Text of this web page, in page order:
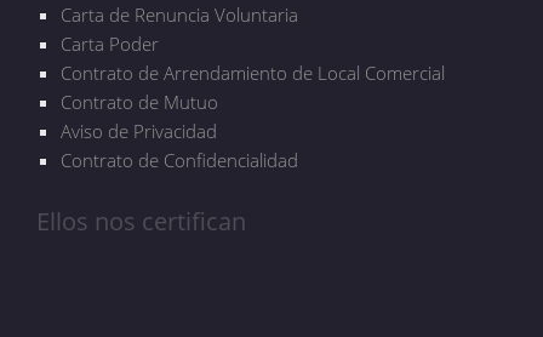
Carta de Renuncia Voluntaria
Carta Poder
Contrato de Arrendamiento de Local Comercial
Contrato de Mutuo
Aviso de Privacidad
Contrato de Confidencialidad
Ellos nos certifican